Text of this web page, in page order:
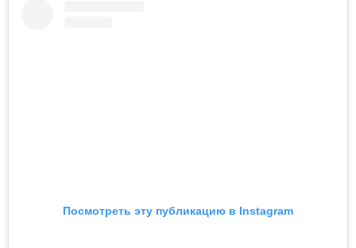
Посмотреть эту публикацию в Instagram